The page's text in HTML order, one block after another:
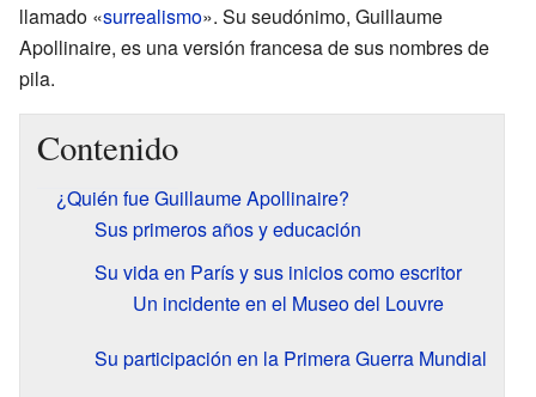
llamado «surrealismo». Su seudónimo, Guillaume
Apollinaire, es una versión francesa de sus nombres de
pila.
Contenido
¿Quién fue Guillaume Apollinaire?
Sus primeros años y educación
Su vida en París y sus inicios como escritor
Un incidente en el Museo del Louvre
Su participación en la Primera Guerra Mundial